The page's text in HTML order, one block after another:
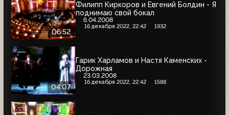
06:52
Филипп Киркоров и Евгений Болдин - Я
поднимаю свой бокал
6.04.2008
16 декабря 2022, 22:42 1932
04:07
Гарик Харламов и Настя Каменских -
Дорожная
23.03.2008
16 декабря 2022, 22:42 1588